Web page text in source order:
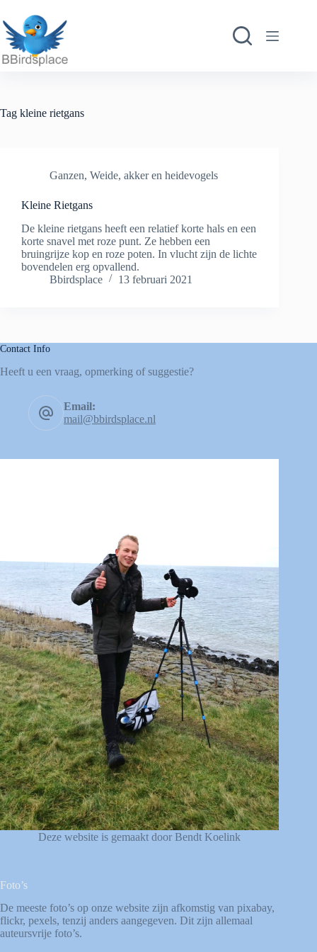
naar
de
inhoud
Tag kleine rietgans
Ganzen, Weide, akker en heidevogels
Kleine Rietgans
De kleine rietgans heeft een relatief korte hals en een
korte snavel met roze punt. Ze hebben een
bruingrijze kop en roze poten. In vlucht zijn de lichte
bovendelen erg opvallend.
Bbirdsplace
13 februari 2021
Contact Info
Heeft u een vraag, opmerking of suggestie?
Email:
mail@bbirdsplace.nl
Deze website is gemaakt door Bendt Koelink
Foto’s
De meeste foto’s op onze website zijn afkomstig van pixabay,
flickr, pexels, tenzij anders aangegeven. Dit zijn allemaal
auteursvrije foto’s.